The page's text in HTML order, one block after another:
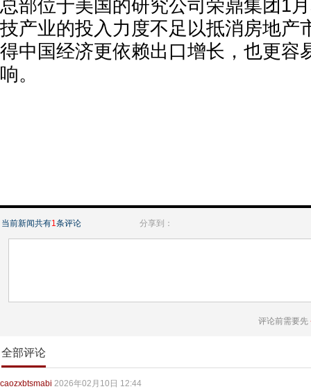
总部位于美国的研究公司荣鼎集团1
技产业的投入力度不足以抵消房地产
得中国经济更依赖出口增长，也更容
响。
当前新闻共有1条评论 分享到：
评论前需要先
全部评论
caozxbtsmabi 2026年02月10日 12:44